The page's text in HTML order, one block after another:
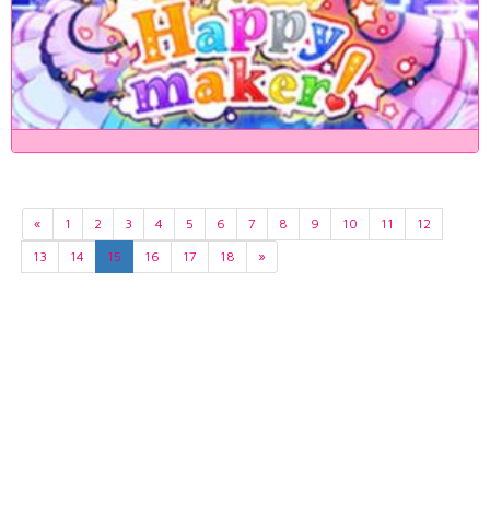
« 1 2 3 4 5 6 7 8 9 10 11
12
13
14 15 16 17 18 »